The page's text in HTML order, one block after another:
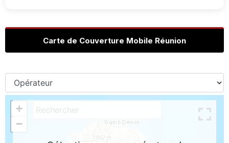
Carte de Couverture Mobile Réunion